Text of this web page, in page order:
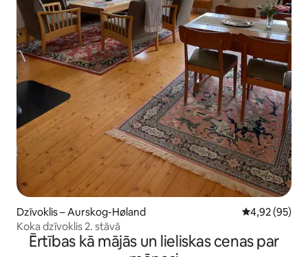
Dzīvoklis – Aurskog-Høland Vidējais
4,92 (95)
Koka dzīvoklis 2. stāvā
Ērtības kā mājās un lieliskas cenas par